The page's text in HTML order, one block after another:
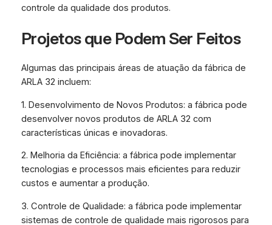
controle da qualidade dos produtos.
Projetos que Podem Ser Feitos
Algumas das principais áreas de atuação da fábrica de
ARLA 32 incluem:
1. Desenvolvimento de Novos Produtos: a fábrica pode
desenvolver novos produtos de ARLA 32 com
características únicas e inovadoras.
2. Melhoria da Eficiência: a fábrica pode implementar
tecnologias e processos mais eficientes para reduzir
custos e aumentar a produção.
3. Controle de Qualidade: a fábrica pode implementar
sistemas de controle de qualidade mais rigorosos para